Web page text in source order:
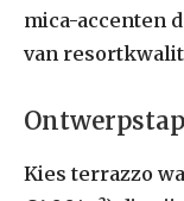
mica-accenten
van
Kies terrazzo